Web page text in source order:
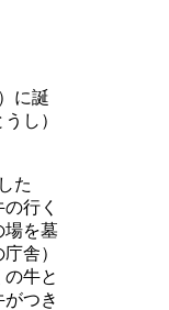
に誕
し）
た
行く
場を墓
舎）
牛と
つき